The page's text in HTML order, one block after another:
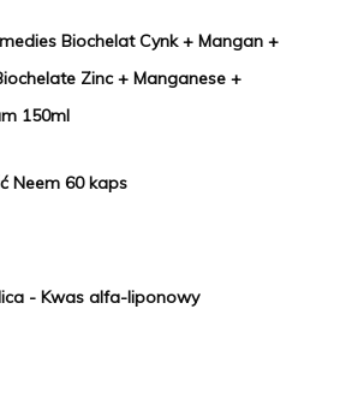
Biochelat Cynk + Mangan +
Zinc + Manganese +
150ml
Neem 60 kaps
- Kwas alfa-liponowy